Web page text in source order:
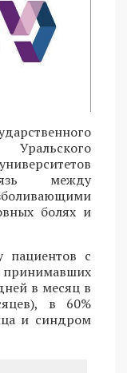
между
болях и
пациентов с
принимавших
в месяц в
в 60%
и синдром